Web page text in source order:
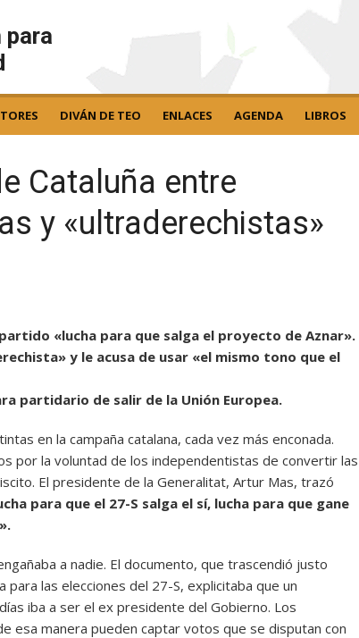
para
DIVÁN DE TEO ENLACES AGENDA LIBROS
Cataluña entre
y «ultraderechistas»
«lucha para que salga el proyecto de Aznar».
y le acusa de usar «el mismo tono que el
partidario de salir de la Unión Europea.
en la campaña catalana, cada vez más enconada.
por la voluntad de los independentistas de convertir las
El presidente de la Generalitat, Artur Mas, trazó
para que el 27-S salga el sí, lucha para que gane
a nadie. El documento, que trascendió justo
para las elecciones del 27-S, explicitaba que un
iba a ser el ex presidente del Gobierno. Los
esa manera pueden captar votos que se disputan con